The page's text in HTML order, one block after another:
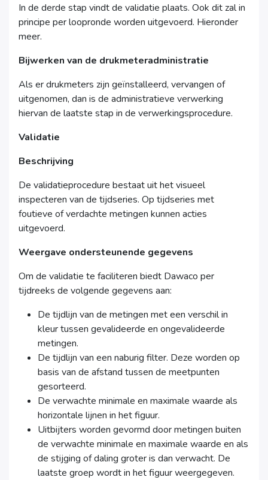
In de derde stap vindt de validatie plaats. Ook dit zal in
principe per loopronde worden uitgevoerd. Hieronder
meer.
Bijwerken van de drukmeteradministratie
Als er drukmeters zijn geïnstalleerd, vervangen of
uitgenomen, dan is de administratieve verwerking
hiervan de laatste stap in de verwerkingsprocedure.
Validatie
Beschrijving
De validatieprocedure bestaat uit het visueel
inspecteren van de tijdseries. Op tijdseries met
foutieve of verdachte metingen kunnen acties
uitgevoerd.
Weergave ondersteunende gegevens
Om de validatie te faciliteren biedt Dawaco per
tijdreeks de volgende gegevens aan:
De tijdlijn van de metingen met een verschil in
kleur tussen gevalideerde en ongevalideerde
metingen.
De tijdlijn van een naburig filter. Deze worden op
basis van de afstand tussen de meetpunten
gesorteerd.
De verwachte minimale en maximale waarde als
horizontale lijnen in het figuur.
Uitbijters worden gevormd door metingen buiten
de verwachte minimale en maximale waarde en als
de stijging of daling groter is dan verwacht. De
laatste groep wordt in het figuur weergegeven.